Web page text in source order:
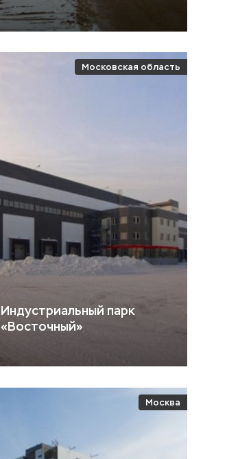
Московская область
Индустриальный парк
«Восточный»
Москва